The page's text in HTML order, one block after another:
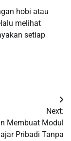
hobi atau
melihat
setiap
Next:
Membuat Modul
Pribadi Tanpa